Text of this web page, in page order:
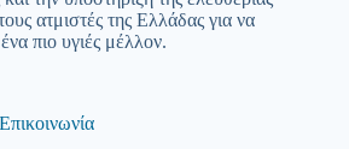
ατμιστές της Ελλάδας για να
πιο υγιές μέλλον.
Επικοινωνία